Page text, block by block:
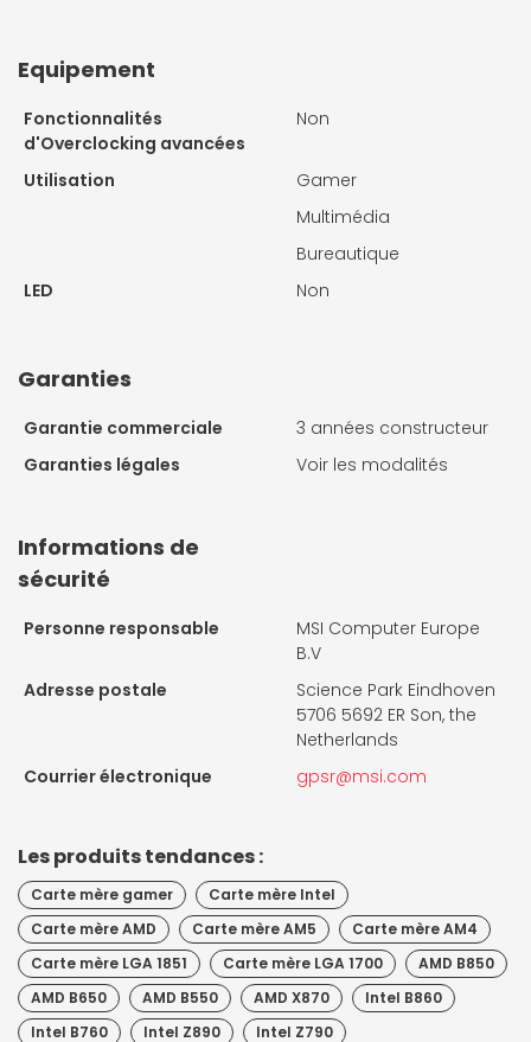
Equipement
Fonctionnalités
d'Overclocking avancées
Non
Utilisation
Gamer
Multimédia
Bureautique
LED
Non
Garanties
Garantie commerciale
3 années constructeur
Garanties légales
Voir les modalités
Informations de
sécurité
Personne responsable
MSI Computer Europe
B.V
Adresse postale
Science Park Eindhoven
5706 5692 ER Son, the
Netherlands
Courrier électronique
gpsr@msi.com
Les produits tendances :
Carte mère gamer
Carte mère Intel
Carte mère AMD
Carte mère AM5
Carte mère AM4
Carte mère LGA 1851
Carte mère LGA 1700
AMD B850
AMD B650
AMD B550 AMD X870
Intel B860
Intel B760
Intel Z890 Intel Z790